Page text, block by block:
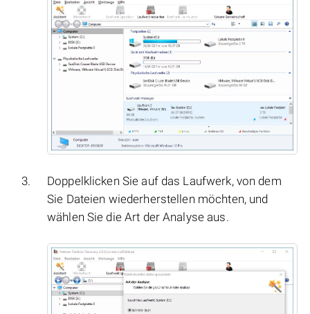
Doppelklicken Sie auf das Laufwerk, von dem
Sie Dateien wiederherstellen möchten, und
wählen Sie die Art der Analyse aus.